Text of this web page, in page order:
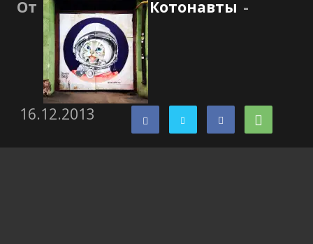
От Котонавты -
16.12.2013